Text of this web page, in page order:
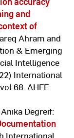
and
of
Ahram and
& Emerging
Intelligence
International
68. AHFE
Degreif:
International